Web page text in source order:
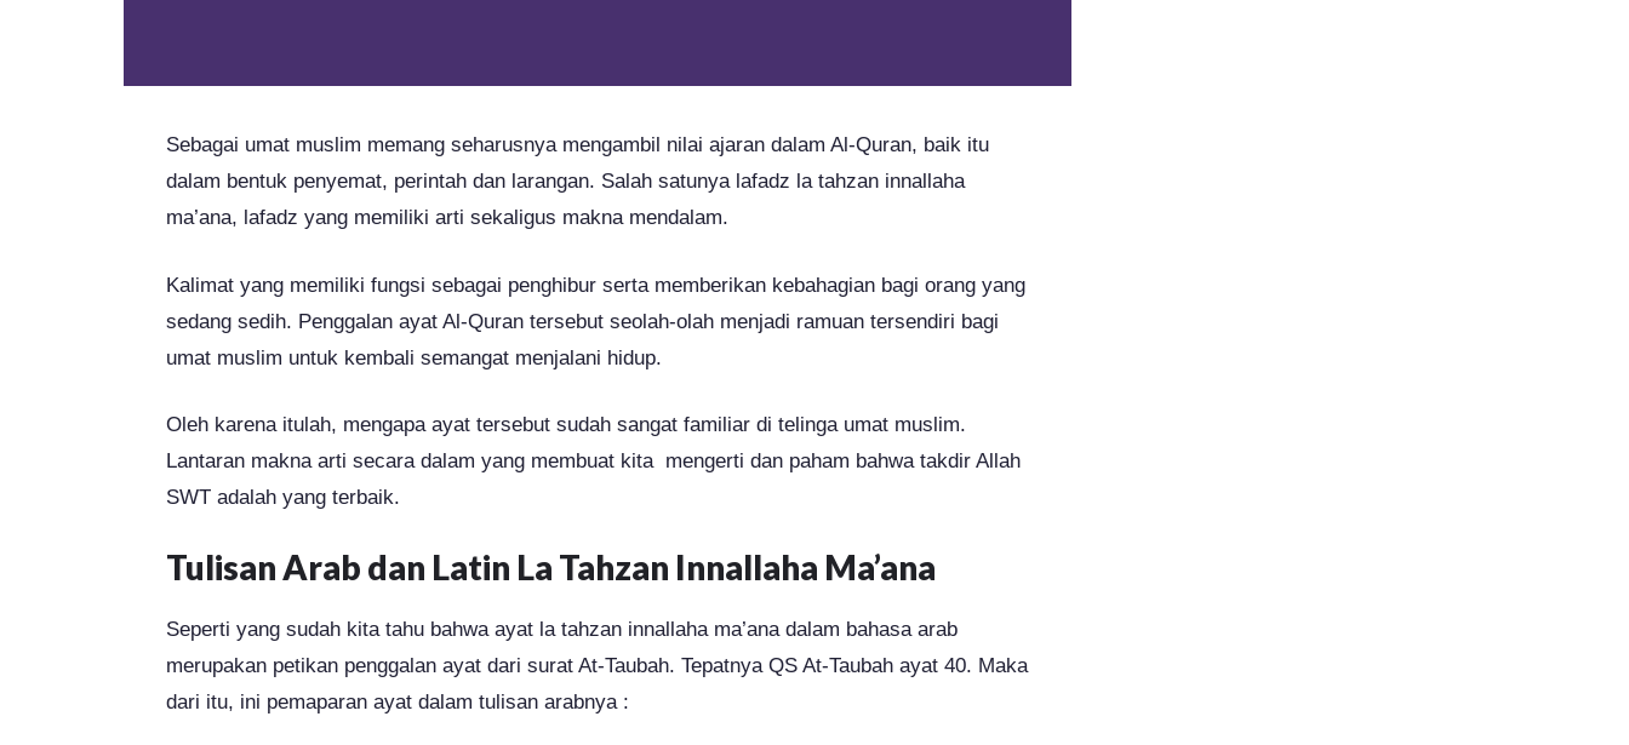
Sebagai umat muslim memang seharusnya mengambil nilai ajaran dalam Al-Quran, baik itu
dalam bentuk penyemat, perintah dan larangan. Salah satunya lafadz la tahzan innallaha
ma’ana, lafadz yang memiliki arti sekaligus makna mendalam.
Kalimat yang memiliki fungsi sebagai penghibur serta memberikan kebahagian bagi orang yang
sedang sedih. Penggalan ayat Al-Quran tersebut seolah-olah menjadi ramuan tersendiri bagi
umat muslim untuk kembali semangat menjalani hidup.
Oleh karena itulah, mengapa ayat tersebut sudah sangat familiar di telinga umat muslim.
Lantaran makna arti secara dalam yang membuat kita mengerti dan paham bahwa takdir Allah
SWT adalah yang terbaik.
Tulisan Arab dan Latin La Tahzan Innallaha Ma’ana
Seperti yang sudah kita tahu bahwa ayat la tahzan innallaha ma’ana dalam bahasa arab
merupakan petikan penggalan ayat dari surat At-Taubah. Tepatnya QS At-Taubah ayat 40. Maka
dari itu, ini pemaparan ayat dalam tulisan arabnya :